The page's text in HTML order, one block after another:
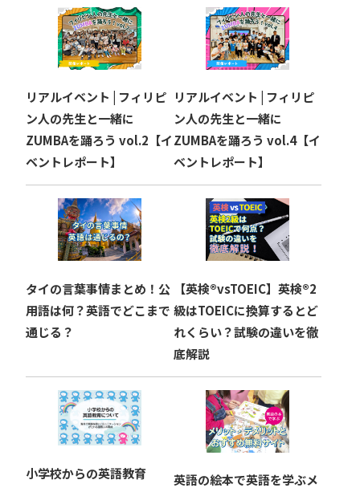
ョ
ン
リアルイベント | フィリピ
ン人の先生と一緒に
ZUMBAを踊ろう vol.2【イ
ベントレポート】
リアルイベント | フィリピ
ン人の先生と一緒に
ZUMBAを踊ろう vol.4【イ
ベントレポート】
タイの言葉事情まとめ！公
用語は何？英語でどこまで
通じる？
【英検®︎vsTOEIC】英検®︎2
級はTOEICに換算するとど
れくらい？試験の違いを徹
底解説
小学校からの英語教育
英語の絵本で英語を学ぶメ